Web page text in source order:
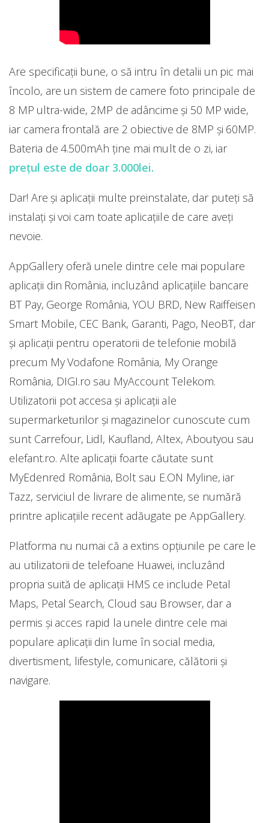
Are specificații bune, o să intru în detalii un pic mai
încolo, are un sistem de camere foto principale de
8 MP ultra-wide, 2MP de adâncime și 50 MP wide,
iar camera frontală are 2 obiective de 8MP și 60MP.
Bateria de 4.500mAh ține mai mult de o zi, iar
prețul este de doar 3.000lei.
Dar! Are și aplicații multe preinstalate, dar puteți să
instalați și voi cam toate aplicațiile de care aveți
nevoie.
AppGallery oferă unele dintre cele mai populare
aplicații din România, incluzând aplicațiile bancare
BT Pay, George România, YOU BRD, New Raiffeisen
Smart Mobile, CEC Bank, Garanti, Pago, NeoBT, dar
și aplicații pentru operatorii de telefonie mobilă
precum My ​​Vodafone România, My Orange
România, DIGI.ro sau MyAccount Telekom.
Utilizatorii pot accesa și aplicații ale
supermarketurilor și magazinelor cunoscute cum
sunt Carrefour, Lidl, Kaufland, Altex, Aboutyou sau
elefant.ro. Alte aplicații foarte căutate sunt
MyEdenred România, Bolt sau E.ON Myline, iar
Tazz, serviciul de livrare de alimente, se numără
printre aplicațiile recent adăugate pe AppGallery.
Platforma nu numai că a extins opțiunile pe care le
au utilizatorii de telefoane Huawei, incluzând
propria suită de aplicații HMS ce include Petal
Maps, Petal Search, Cloud sau Browser, dar a
permis și acces rapid la unele dintre cele mai
populare aplicații din lume în social media,
divertisment, lifestyle, comunicare, călătorii și
navigare.